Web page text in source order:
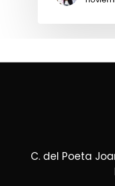
C. del Poeta